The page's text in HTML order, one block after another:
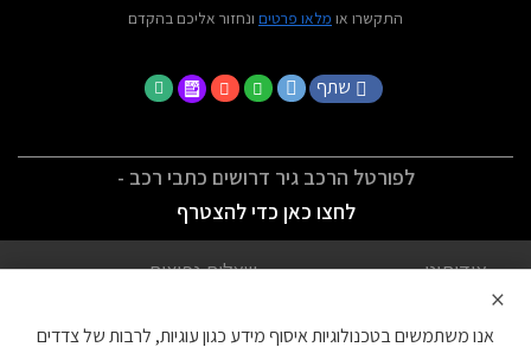
התקשרו או מלאו פרטים ונחזור אליכם בהקדם
שתף
לפורטל הרכב גיר דרושים כתבי רכב -
לחצו כאן כדי להצטרף
אודותינו
שאלות נפוצות
×
אנו משתמשים בטכנולוגיות איסוף מידע כגון עוגיות, לרבות של צדדים